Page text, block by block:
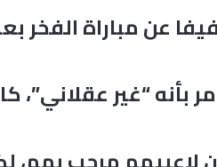
أعلن جدول مباريات الفيفا عن مباراة
بأنه “غير عقلاني”،